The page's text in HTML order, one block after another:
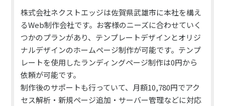
株式会社ネクストエッジは佐賀県武雄市に本社を構え
るWeb制作会社です。お客様のニーズに合わせていく
つかのプランがあり、テンプレートデザインとオリジ
ナルデザインのホームページ制作が可能です。テンプ
レートを使用したランディングページ制作は0円から
依頼が可能です。
制作後のサポートも行っていて、月額10,780円でアク
セス解析・新規ページ追加・サーバー管理などに対応